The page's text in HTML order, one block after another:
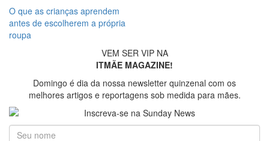
O que as crianças aprendem
antes de escolherem a própria
roupa
VEM SER VIP NA
ITMÃE MAGAZINE!
Domingo é dia da nossa newsletter quinzenal com os
melhores artigos e reportagens sob medida para mães.